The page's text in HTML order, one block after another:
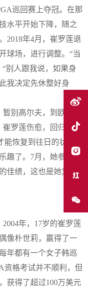
巡回赛上夺冠。在那
水平开始下降，随之
2018年4月，崔罗莲退
球场，进行调整。“当
别人跟我说，如果身
我决定先休整好身
别高尔夫，到欧洲旅
罗莲伤愈，回归
恢复到往日的状态，
趣了。7月，她参加陶
佳绩，这也是她复出
年，17岁的崔罗莲
像朴世莉，赢得了一
年都有一个女子韩巡
资格考试并不顺利，但
获得了超过100万美元